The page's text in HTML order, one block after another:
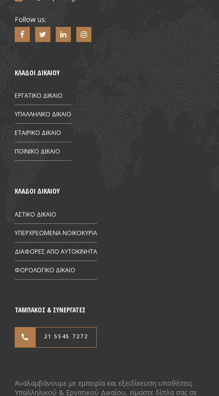
Follow us:
ΚΛΑΔΟΙ ΔΙΚΑΙΟΥ
ΕΡΓΑΤΙΚΟ ΔΙΚΑΙΟ
ΥΠΑΛΛΗΛΙΚΟ ΔΙΚΑΙΟ
ΕΤΑΙΡΙΚΟ ΔΙΚΑΙΟ
ΠΟΙΝΙΚΟ ΔΙΚΑΙΟ
ΚΛΑΔΟΙ ΔΙΚΑΙΟΥ
ΑΣΤΙΚΟ ΔΙΚΑΙΟ
ΥΠΕΡΧΡΕΩΜΕΝΑ ΝΟΙΚΟΚΥΡΙΑ
ΔΙΑΦΟΡΕΣ ΑΠΟ AYTOKINHTA
ΦΟΡΟΛΟΓΙΚΟ ΔΙΚΑΙΟ
ΤΑΜΠΑΚΟΣ & ΣΥΝΕΡΓΑΤΕΣ
21 5545 7272
Αναλαμβάνουμε με εμπειρία και εξειδίκευση υποθέσεις
Υπαλληλικού & Εργατικού Δικαίου, είμαστε δίπλα σας σε